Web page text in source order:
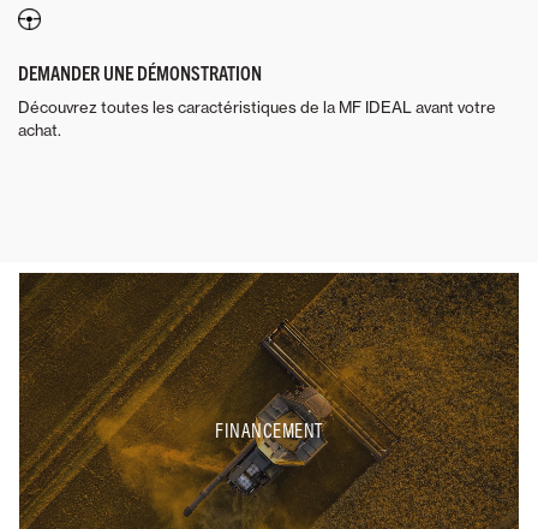
DEMANDER UNE DÉMONSTRATION
Découvrez toutes les caractéristiques de la MF IDEAL avant votre
achat.
FINANCEMENT